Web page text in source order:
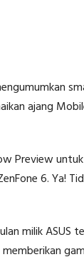
ajang
Preview
6. Ya!
milik ASUS